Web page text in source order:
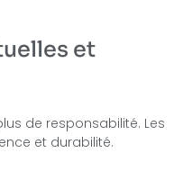
et
de responsabilité. Les
et durabilité.